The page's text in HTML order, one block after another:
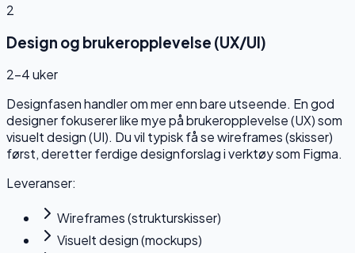
2
Design og brukeropplevelse (UX/UI)
2–4 uker
Designfasen handler om mer enn bare utseende. En god
designer fokuserer like mye på brukeropplevelse (UX) som
visuelt design (UI). Du vil typisk få se wireframes (skisser)
først, deretter ferdige designforslag i verktøy som Figma.
Leveranser:
Wireframes (strukturskisser)
Visuelt design (mockups)